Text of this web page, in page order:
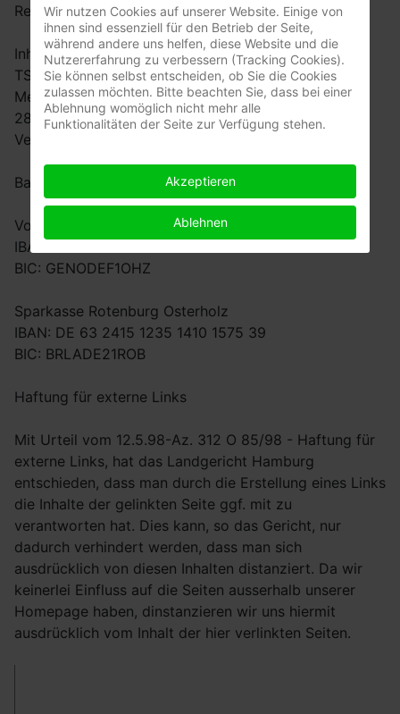
Registernummer VR 160098
Inhaltlich Verantwortlicher gemäß § 5 Absatz 1 TMG:
TSV Dannenberg e.V.
Meinershauser Strasse 68
28879 Grasberg
Vertreten durch den Vorstand (siehe oben)
Bankverbindung
Volksbank Osterholz-Scharmbeck
IBAN: DE 58 2916 2394 0710 0442 00
BIC: GENODEF1OHZ
Sparkasse Rotenburg Osterholz
IBAN: DE 63 2415 1235 1410 1575 39
BIC: BRLADE21ROB
Haftung für externe Links
Mit Urteil vom 12.5.98-Az. 312 O 85/98 - Haftung für
externe Links, hat das Landgericht Hamburg
entschieden, dass man durch die Erstellung eines Links
die Inhalte der gelinkten Seite ggf. mit zu
verantworten hat. Dies kann, so das Gericht, nur
dadurch verhindert werden, dass man sich
ausdrücklich von diesen Inhalten distanziert. Da wir
keinerlei Einfluss auf die Seiten ausserhalb unserer
Homepage haben, dinstanzieren wir uns hiermit
ausdrücklich vom Inhalt der hier verlinkten Seiten.
Wir nutzen Cookies auf unserer Website. Einige von
ihnen sind essenziell für den Betrieb der Seite,
während andere uns helfen, diese Website und die
Nutzererfahrung zu verbessern (Tracking Cookies).
Sie können selbst entscheiden, ob Sie die Cookies
zulassen möchten. Bitte beachten Sie, dass bei einer
Ablehnung womöglich nicht mehr alle
Funktionalitäten der Seite zur Verfügung stehen.
Akzeptieren
Ablehnen